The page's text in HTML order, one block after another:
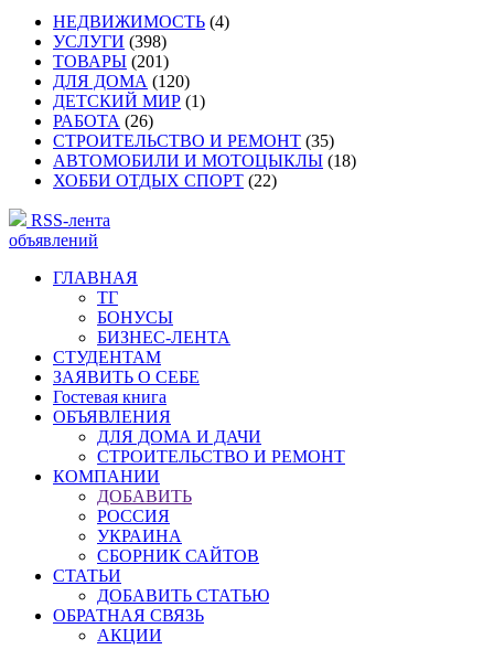
НЕДВИЖИМОСТЬ (4)
УСЛУГИ (398)
ТОВАРЫ (201)
ДЛЯ ДОМА (120)
ДЕТСКИЙ МИР (1)
РАБОТА (26)
СТРОИТЕЛЬСТВО И РЕМОНТ (35)
АВТОМОБИЛИ И МОТОЦЫКЛЫ (18)
ХОББИ ОТДЫХ СПОРТ (22)
RSS-лента
объявлений
ГЛАВНАЯ
ТГ
БОНУСЫ
БИЗНЕС-ЛЕНТА
СТУДЕНТАМ
ЗАЯВИТЬ О СЕБЕ
Гостевая книга
ОБЪЯВЛЕНИЯ
ДЛЯ ДОМА И ДАЧИ
СТРОИТЕЛЬСТВО И РЕМОНТ
КОМПАНИИ
ДОБАВИТЬ
РОССИЯ
УКРАИНА
СБОРНИК САЙТОВ
СТАТЬИ
ДОБАВИТЬ СТАТЬЮ
ОБРАТНАЯ СВЯЗЬ
АКЦИИ